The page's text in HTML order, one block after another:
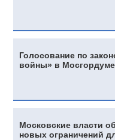
Голосование по
войны» в
Московские власти
новых ограничений